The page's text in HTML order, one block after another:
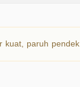
paruh